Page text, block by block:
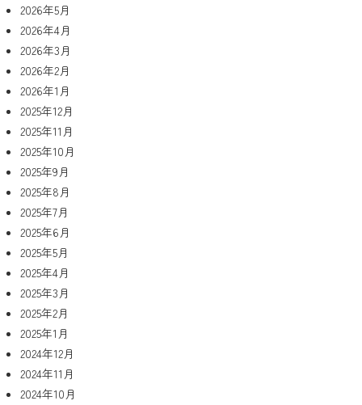
2026年5月
2026年4月
2026年3月
2026年2月
2026年1月
2025年12月
2025年11月
2025年10月
2025年9月
2025年8月
2025年7月
2025年6月
2025年5月
2025年4月
2025年3月
2025年2月
2025年1月
2024年12月
2024年11月
2024年10月